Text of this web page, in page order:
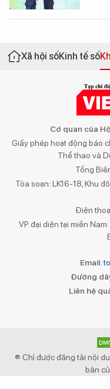
Xã hội sốKinh tế số
Cơ quan của
Giấy phép hoạt động báo
Thể thao và
Tổng
Tòa soạn: LK16-18, Khu
Điện
VP đại diện tại miền
Email:
Đường
Liên hệ
® Chỉ được đăng tải nội
bản